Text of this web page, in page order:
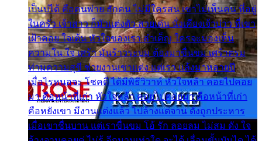
เป็นบ่ได้ คือคนพ่าย ฮักคน ไม่มีใครสน เขาไม่เห็นคน ที่อยู่
ในครัว เจ้าสาว ก็มัวแต่งตัว สวยเด่น นั่งเคียงเจ้าบ่าว ที่เขา
เฝ้าคอย ใจเต้น หัวใจของเรา ลำเค็ญ ใครจะมองเห็น
ความใน ใจ เศร้า มันร้าวระบม ต้องมาขื่นขม เศร้าตรม
ท่ามความสุขี ช่วยงานเขาแต่ง แต่เรา แล้งมาหลายปี
เมื่อไรหนอจะ โชคดี ได้มีพิธีวิวาห์ หัวใจหล้า คอยไปคอย
มา คือหน้าที่เก่า หัวใจหล้า คอยไปคอยมา คือหน้าที่เก่า
คือหยังเขา มีงานแต่งแล้ว ไปล้างแต่จาน ดั่งถูกประหาร
เมื่อเขาชื่นบาน แต่เราขื่นขม โอ้ รัก ลอยลม ไม่สม ดัง ใจ